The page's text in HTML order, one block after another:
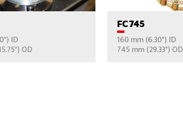
ID
OD
ВАШ ВОПРОС
FC 745
160 mm (6.30") ID
745 mm (29.33") OD
ВАШ